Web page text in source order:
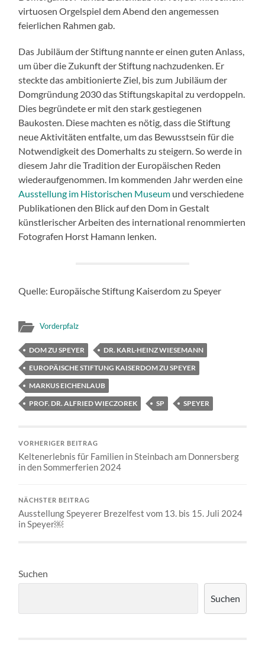
virtuosen Orgelspiel dem Abend den angemessen
feierlichen Rahmen gab.
Das Jubiläum der Stiftung nannte er einen guten Anlass,
um über die Zukunft der Stiftung nachzudenken. Er
steckte das ambitionierte Ziel, bis zum Jubiläum der
Domgründung 2030 das Stiftungskapital zu verdoppeln.
Dies begründete er mit den stark gestiegenen
Baukosten. Diese machten es nötig, dass die Stiftung
neue Aktivitäten entfalte, um das Bewusstsein für die
Notwendigkeit des Domerhalts zu steigern. So werde in
diesem Jahr die Tradition der Europäischen Reden
wiederaufgenommen. Im kommenden Jahr werden eine
Ausstellung im Historischen Museum und verschiedene
Publikationen den Blick auf den Dom in Gestalt
künstlerischer Arbeiten des international renommierten
Fotografen Horst Hamann lenken.
Quelle: Europäische Stiftung Kaiserdom zu Speyer
Vorderpfalz
DOM ZU SPEYER
DR. KARL-HEINZ WIESEMANN
EUROPÄISCHE STIFTUNG KAISERDOM ZU SPEYER
MARKUS EICHENLAUB
PROF. DR. ALFRIED WIECZOREK
SP SPEYER
VORHERIGER BEITRAG
Keltenerlebnis für Familien in Steinbach am Donnersberg
in den Sommerferien 2024
NÄCHSTER BEITRAG
Ausstellung Speyerer Brezelfest vom 13. bis 15. Juli 2024
in Speyer￼
Suchen
Suchen